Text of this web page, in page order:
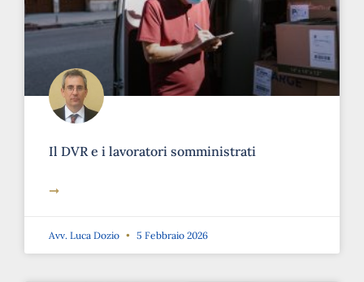
Il DVR e i lavoratori somministrati
➞
Avv. Luca Dozio 5 Febbraio 2026